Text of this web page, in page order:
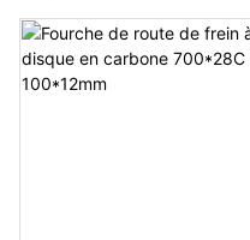
carbone ultraléger avec
fourche avant à axe
traversant, ne pesant